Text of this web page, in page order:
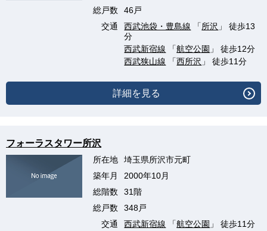
総戸数
46戸
交通
西武池袋・豊島線 「所沢 」 徒歩13
分
西武新宿線 「航空公園 」 徒歩12分
西武狭山線 「西所沢 」 徒歩11分
詳細を見る
フォーラスタワー所沢
所在地
埼玉県所沢市元町
築年月
2000年10月
総階数
31階
総戸数
348戸
交通
西武新宿線 「航空公園 」 徒歩11分